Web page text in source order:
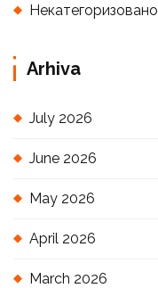
Некатегоризовано
Arhiva
July 2026
June 2026
May 2026
April 2026
March 2026